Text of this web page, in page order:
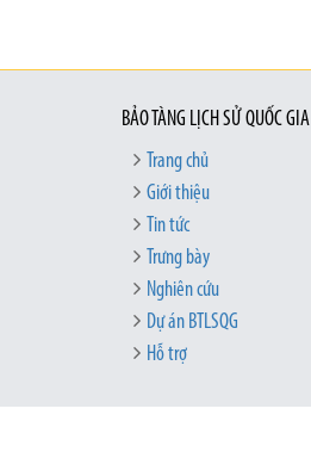
BẢO TÀNG LỊCH SỬ QUỐC GIA
Trang chủ
Giới thiệu
Tin tức
Trưng bày
Nghiên cứu
Dự án BTLSQG
Hỗ trợ